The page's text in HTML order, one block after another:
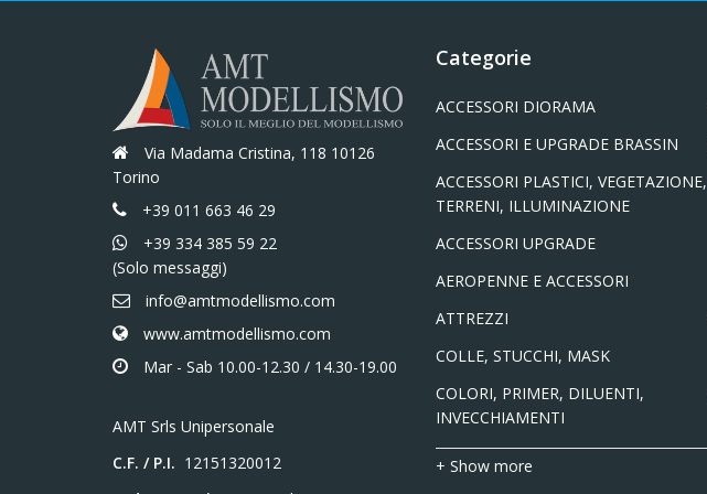
Via Madama Cristina, 118 10126
Torino
+39 011 663 46 29
+39 334 385 59 22
(Solo messaggi)
info@amtmodellismo.com
www.amtmodellismo.com
Mar - Sab 10.00-12.30 / 14.30-19.00
AMT Srls Unipersonale
C.F. / P.I. 12151320012
Categorie
ACCESSORI DIORAMA
ACCESSORI E UPGRADE BRASSIN
ACCESSORI PLASTICI, VEGETAZIONE,
TERRENI, ILLUMINAZIONE
ACCESSORI UPGRADE
AEROPENNE E ACCESSORI
ATTREZZI
COLLE, STUCCHI, MASK
COLORI, PRIMER, DILUENTI,
INVECCHIAMENTI
+ Show more